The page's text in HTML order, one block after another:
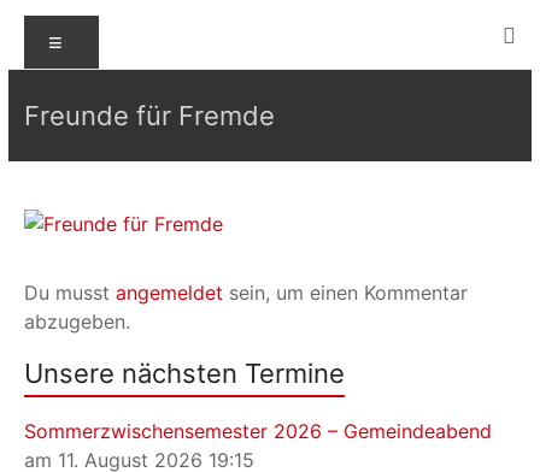
Freunde für Fremde
Du musst angemeldet sein, um einen Kommentar
abzugeben.
Unsere nächsten Termine
Sommerzwischensemester 2026 – Gemeindeabend
am 11. August 2026 19:15